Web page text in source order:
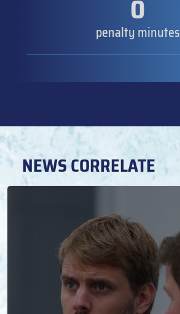
0
penalty minutes
NEWS CORRELATE